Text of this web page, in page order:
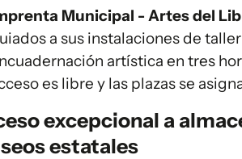
Municipal - Artes del
a sus instalaciones de
artística en tres
es libre y las plazas se
excepcional a
estatales